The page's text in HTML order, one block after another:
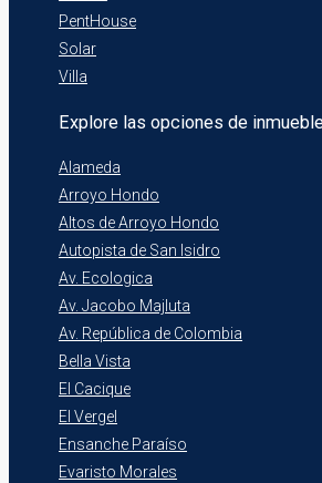
PentHouse
Solar
Villa
Explore las opciones de
Alameda
Arroyo Hondo
Altos de Arroyo Hondo
Autopista de San Isidro
Av. Ecologica
Av. Jacobo Majluta
Av. República de Colombia
Bella Vista
El Cacique
El Vergel
Ensanche Paraíso
Evaristo Morales